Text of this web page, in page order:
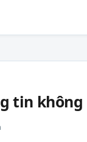
tin